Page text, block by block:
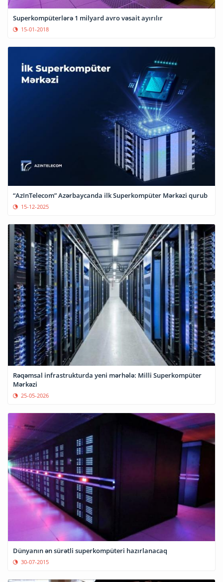
Superkompüterlərə 1 milyard avro vəsait ayırılır
15-01-2018
“AzInTelecom” Azərbaycanda ilk Superkompüter Mərkəzi qurub
15-12-2025
Rəqəmsal infrastrukturda yeni mərhələ: Milli Superkompüter
Mərkəzi
25-05-2026
Dünyanın ən sürətli superkompüteri hazırlanacaq
30-07-2015